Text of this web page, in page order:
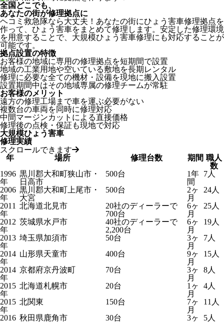
全国どこでも、
あなたの街が修理拠点に
ヘコミ救急隊なら大丈夫！あなたの街にひょう害車修理拠点を
作って、ひょう害車をまとめて修理します。安定した修理環境
を用意することで、大規模ひょう害車修理にも対応することが
可能です。
拠点設置の特徴
お客様の地域に専用の修理拠点を短期間で設置
地域の工業用地や空いている敷地を長期レンタル
修理に必要な全ての機材・設備を現地に搬入設置
設置期間中はその地域専属の修理チームが常駐
お客様のメリット
遠方の修理工場まで車を運ぶ必要がない
複数台の車両を同時に修理対応
中間マージンカットによる直接価格
修理後の点検・保証も現地で対応
大規模ひょう害車
修理実績
スクロールできます
年
場所 修理台数 期間 職人
数
1996
年
黒川郡大和町狭山市・
日高市
500台
1年
間
7人
2006
年
黒川郡大和町上尾市・
大宮
500台
2ヶ
月
24人
2011
年
北海道北見市
20社のディーラーで
700台
6ヶ
月
25人
2012
年
茨城県水戸市
40社のディーラーで
2,200台
6ヶ
月
19人
2013
年
埼玉県加須市 50台
3ヶ
月
7人
2014
年
山形県天童市 400台
9ヶ
月
15人
2014
年
京都府京丹波町 70台
3ヶ
月
8人
2015
年
北海道札幌市 20台
1ヶ
月
4人
2015
年
北関東 150台
7ヶ
月
11人
2016 秋田県鹿角市 30台
3ヶ
5人